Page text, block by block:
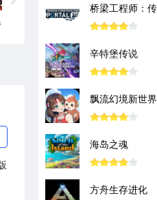
桥梁工程师：
辛特堡传说
飘流幻境新世界
海岛之魂
方舟生存进化